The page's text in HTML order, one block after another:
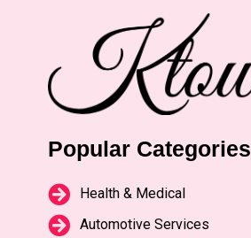
Popular Categories
Health & Medical
Automotive Services